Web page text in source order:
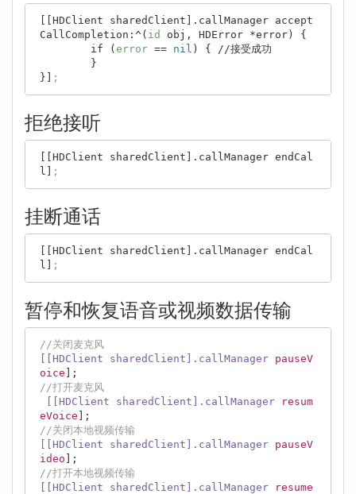
[[HDClient sharedClient].callManager accept
CallCompletion:^( id
obj, HDError *error) {
        if (
error == nil ) { //接受成功
}]
;
拒绝接听
[[HDClient sharedClient].callManager endCal
l]
;
挂断通话
[[HDClient sharedClient].callManager endCal
l]
;
暂停和恢复语音或视频数据传输
//关闭麦克风
[[HDClient sharedClient]
.callManager pauseV
oice
//打开麦克风
[[HDClient sharedClient]
.callManager
resum
eVoice
//关闭本地视频传输
[[HDClient sharedClient]
.callManager pauseV
ideo
//打开本地视频传输
[[HDClient sharedClient]
.callManager
resume